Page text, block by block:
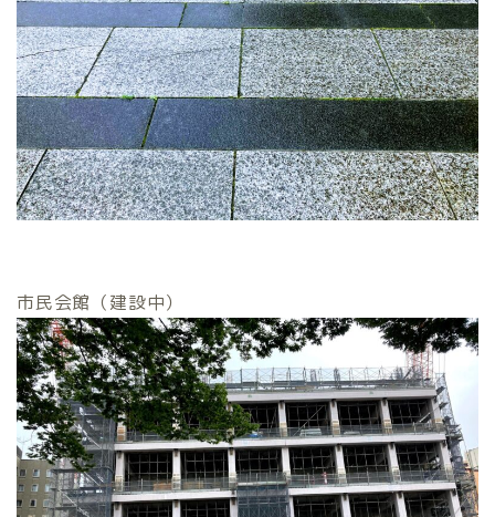
市民会館（建設中）